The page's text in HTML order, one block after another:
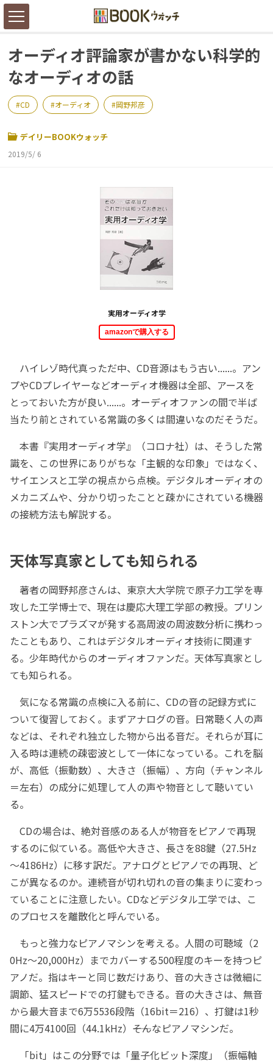
オーディオ評論家が書かない科学的
なオーディオの話
CD オーディオ 岡野邦彦
デイリーBOOKウォッチ
2019/5/ 6
実用オーディオ学
amazonで購入する
ハイレゾ時代真っただ中、CD音源はもう古い......。アン
プやCDプレイヤーなどオーディオ機器は全部、アースを
とっておいた方が良い......。オーディオファンの間で半ば
当たり前とされている常識の多くは間違いなのだそうだ。
本書『実用オーディオ学』（コロナ社）は、そうした常
識を、この世界にありがちな「主観的な印象」ではなく、
サイエンスと工学の視点から点検。デジタルオーディオの
メカニズムや、分かり切ったことと疎かにされている機器
の接続方法も解説する。
天体写真家としても知られる
著者の岡野邦彦さんは、東京大大学院で原子力工学を専
攻した工学博士で、現在は慶応大理工学部の教授。プリン
ストン大でプラズマが発する高周波の周波数分析に携わっ
たこともあり、これはデジタルオーディオ技術に関連す
る。少年時代からのオーディオファンだ。天体写真家とし
ても知られる。
気になる常識の点検に入る前に、CDの音の記録方式に
ついて復習しておく。まずアナログの音。日常聴く人の声
などは、それぞれ独立した物から出る音だ。それらが耳に
入る時は連続の疎密波として一体になっている。これを脳
が、高低（振動数）、大きさ（振幅）、方向（チャンネル
＝左右）の成分に処理して人の声や物音として聴いてい
る。
CDの場合は、絶対音感のある人が物音をピアノで再現
するのに似ている。高低や大きさ、長さを88鍵（27.5Hz
～4186Hz）に移す訳だ。アナログとピアノでの再現、ど
こが異なるのか。連続音が切れ切れの音の集まりに変わっ
ていることに注意したい。CDなどデジタル工学では、こ
のプロセスを離散化と呼んでいる。
もっと強力なピアノマシンを考える。人間の可聴域（2
0Hz～20,000Hz）までカバーする500程度のキーを持つピ
アノだ。指はキーと同じ数だけあり、音の大きさは微細に
調節、猛スピードでの打鍵もできる。音の大きさは、無音
から最大音まで6万5536段階（16bit＝216）、打鍵は1秒
間に4万4100回（44.1kHz）――そんなピアノマシンだ。
「bit」はこの分野では「量子化ビット深度」（振幅軸